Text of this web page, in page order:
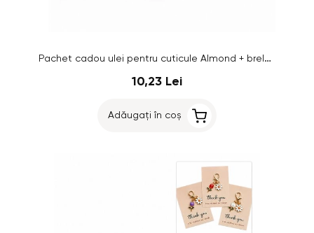
Pachet cadou ulei pentru cuticule Almond + breloc
10,23 Lei
Adăugați în coș